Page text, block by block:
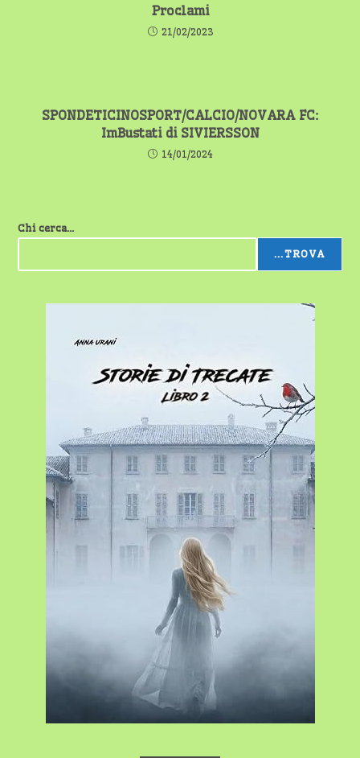
Proclami
21/02/2023
SPONDETICINOSPORT/CALCIO/NOVARA FC:
ImBustati di SIVIERSSON
14/01/2024
Chi cerca...
...TROVA